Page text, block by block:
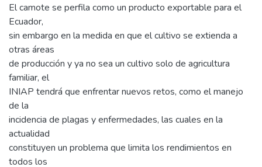
El camote se perfila como un producto exportable para el
Ecuador,
sin embargo en la medida en que el cultivo se extienda a
otras áreas
de producción y ya no sea un cultivo solo de agricultura
familiar, el
INIAP tendrá que enfrentar nuevos retos, como el manejo
de la
incidencia de plagas y enfermedades, las cuales en la
actualidad
constituyen un problema que limita los rendimientos en
todos los